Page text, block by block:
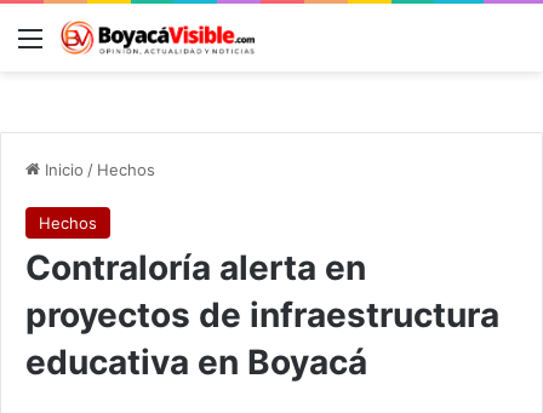
Menú
Inicio / Hechos
Hechos
Contraloría alerta en
proyectos de infraestructura
educativa en Boyacá